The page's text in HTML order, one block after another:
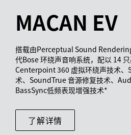
MACAN EV
搭载由Perceptual Sound
代Bose 环绕声音响系统，配以 14
Centerpoint 360 虚拟环绕声技术
术、SoundTrue 音源修复技术、
BassSync低频表现增强技术*
了解详情